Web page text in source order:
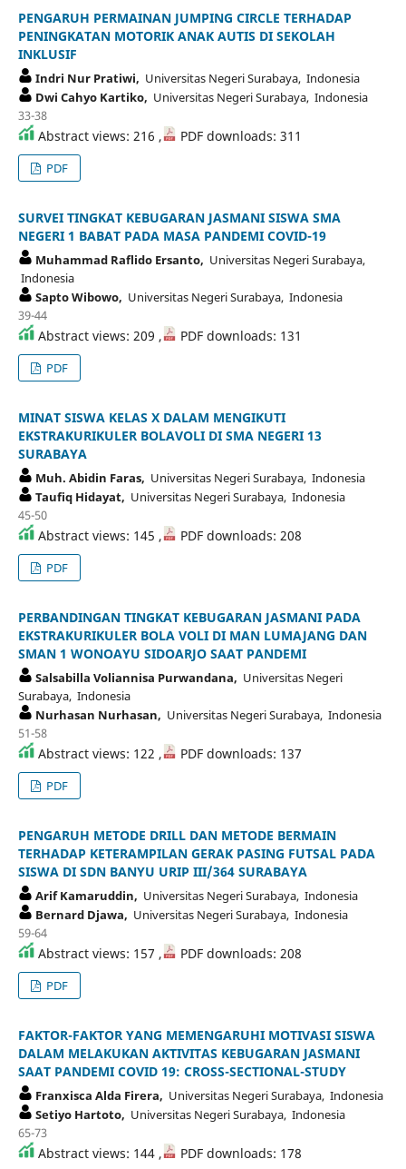
PENGARUH PERMAINAN JUMPING CIRCLE TERHADAP
PENINGKATAN MOTORIK ANAK AUTIS DI SEKOLAH
INKLUSIF
Indri Nur Pratiwi, Universitas Negeri Surabaya, Indonesia
Dwi Cahyo Kartiko, Universitas Negeri Surabaya, Indonesia
33-38
Abstract views: 216 , PDF downloads: 311
PDF
SURVEI TINGKAT KEBUGARAN JASMANI SISWA SMA
NEGERI 1 BABAT PADA MASA PANDEMI COVID-19
Muhammad Raflido Ersanto, Universitas Negeri Surabaya,
Indonesia
Sapto Wibowo, Universitas Negeri Surabaya, Indonesia
39-44
Abstract views: 209 , PDF downloads: 131
PDF
MINAT SISWA KELAS X DALAM MENGIKUTI
EKSTRAKURIKULER BOLAVOLI DI SMA NEGERI 13
SURABAYA
Muh. Abidin Faras, Universitas Negeri Surabaya, Indonesia
Taufiq Hidayat, Universitas Negeri Surabaya, Indonesia
45-50
Abstract views: 145 , PDF downloads: 208
PDF
PERBANDINGAN TINGKAT KEBUGARAN JASMANI PADA
EKSTRAKURIKULER BOLA VOLI DI MAN LUMAJANG DAN
SMAN 1 WONOAYU SIDOARJO SAAT PANDEMI
Salsabilla Voliannisa Purwandana, Universitas Negeri
Surabaya, Indonesia
Nurhasan Nurhasan, Universitas Negeri Surabaya, Indonesia
51-58
Abstract views: 122 , PDF downloads: 137
PDF
PENGARUH METODE DRILL DAN METODE BERMAIN
TERHADAP KETERAMPILAN GERAK PASING FUTSAL PADA
SISWA DI SDN BANYU URIP III/364 SURABAYA
Arif Kamaruddin, Universitas Negeri Surabaya, Indonesia
Bernard Djawa, Universitas Negeri Surabaya, Indonesia
59-64
Abstract views: 157 , PDF downloads: 208
PDF
FAKTOR-FAKTOR YANG MEMENGARUHI MOTIVASI SISWA
DALAM MELAKUKAN AKTIVITAS KEBUGARAN JASMANI
SAAT PANDEMI COVID 19: CROSS-SECTIONAL-STUDY
Franxisca Alda Firera, Universitas Negeri Surabaya, Indonesia
Setiyo Hartoto, Universitas Negeri Surabaya, Indonesia
65-73
Abstract views: 144 , PDF downloads: 178